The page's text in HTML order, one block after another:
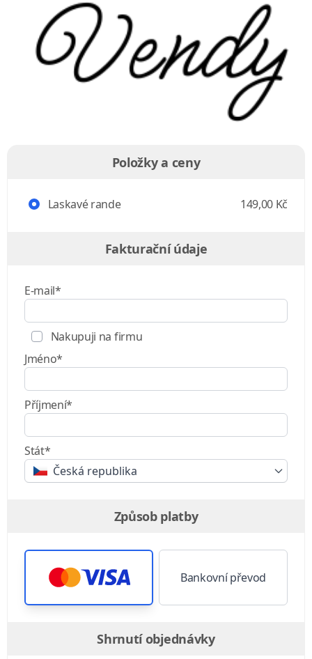
Položky a ceny
Laskavé rande 149,00 Kč
Fakturační údaje
E-mail*
Nakupuji na firmu
Jméno*
Příjmení*
Stát*
Česká republika
Způsob platby
Bankovní převod
Shrnutí objednávky